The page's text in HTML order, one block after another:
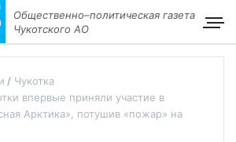
Общественно–политическая газета
Чукотского АО
Чукотка
впервые приняли участие в
Арктика», потушив «пожар» на